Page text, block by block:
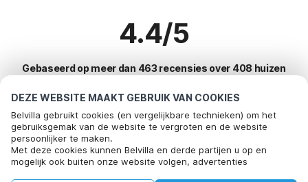
DEZE WEBSITE MAAKT GEBRUIK VAN COOKIES
Belvilla gebruikt cookies (en vergelijkbare technieken) om het
gebruiksgemak van de website te vergroten en de website
persoonlijker te maken.
Met deze cookies kunnen Belvilla en derde partijen u op en
mogelijk ook buiten onze website volgen, advertenties
4.4/5
Gebaseerd op meer dan 463 recensies over 408 huizen
Meest populaire bestemmingen voor
vakantie
Top steden met top voorzieningen voor vakantie